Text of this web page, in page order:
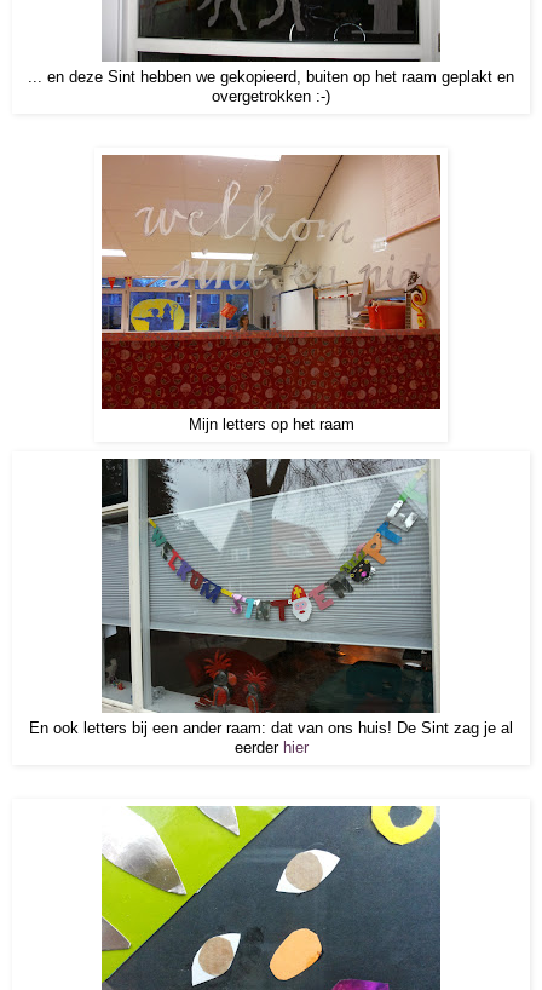
... en deze Sint hebben we gekopieerd, buiten op het raam geplakt en
overgetrokken :-)
Mijn letters op het raam
En ook letters bij een ander raam: dat van ons huis! De Sint zag je al
eerder hier